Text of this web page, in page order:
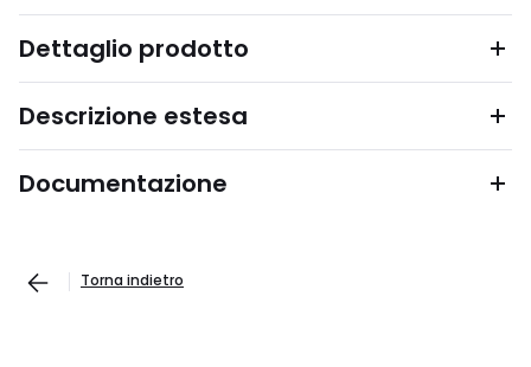
Dettaglio prodotto
Descrizione estesa
Documentazione
Torna indietro